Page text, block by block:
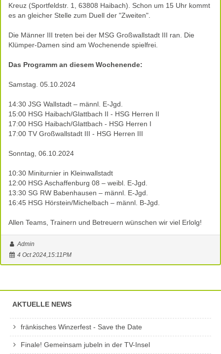
Kreuz (Sportfeldstr. 1, 63808 Haibach). Schon um 15 Uhr kommt
es an gleicher Stelle zum Duell der "Zweiten".
Die Männer III treten bei der MSG Großwallstadt III ran. Die
Klümper-Damen sind am Wochenende spielfrei.
Das Programm an diesem Wochenende:
Samstag. 05.10.2024
14:30 JSG Wallstadt – männl. E-Jgd.
15:00 HSG Haibach/Glattbach II - HSG Herren II
17:00 HSG Haibach/Glattbach - HSG Herren I
17:00 TV Großwallstadt III - HSG Herren III
Sonntag, 06.10.2024
10:30 Miniturnier in Kleinwallstadt
12:00 HSG Aschaffenburg 08 – weibl. E-Jgd.
13:30 SG RW Babenhausen – männl. E-Jgd.
16:45 HSG Hörstein/Michelbach – männl. B-Jgd.
Allen Teams, Trainern und Betreuern wünschen wir viel Erlolg!
Admin
4 Oct 2024,15:11PM
AKTUELLE NEWS
fränkisches Winzerfest - Save the Date
Finale! Gemeinsam jubeln in der TV-Insel